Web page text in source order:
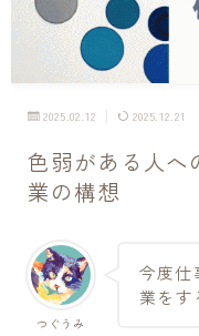
つぐう
絵と暮らす
社会人をしながら制
最近は油絵、アク
かれています。
制作の中で浮かんだ
がら制作するのが好
上手くいったこと、
2025.02.12 2025.12.21
色弱がある人
業の構想
つぐうみ
今度仕
業をす